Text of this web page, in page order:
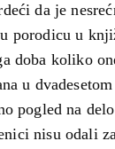
da je
porodicu u
doba koliko
u
pogled na
nisu odali